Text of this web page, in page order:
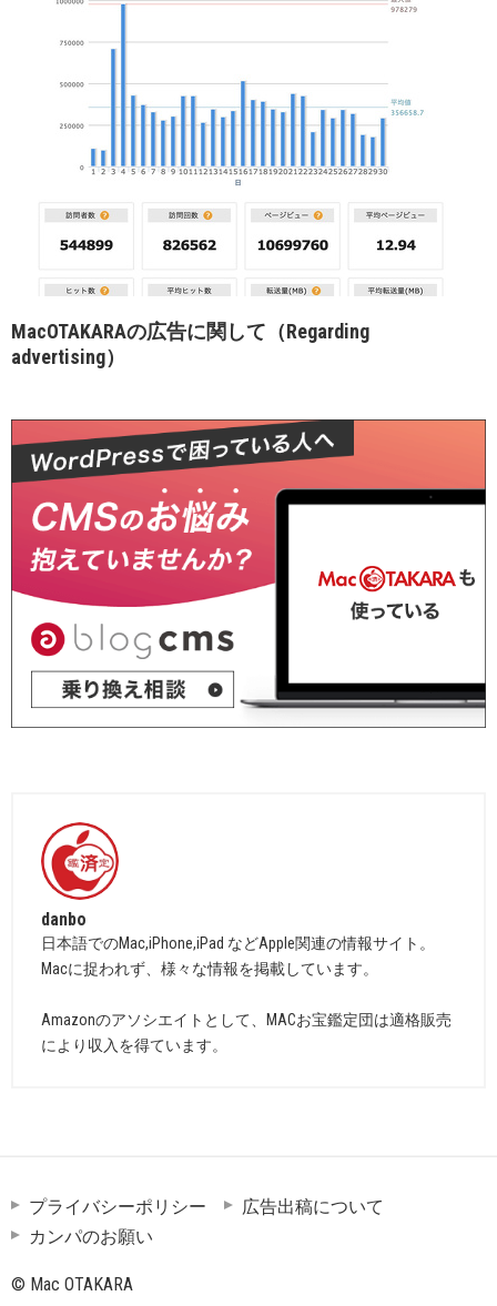
MacOTAKARAの広告に関して（Regarding
advertising）
danbo
日本語でのMac,iPhone,iPad などApple関連の情報サイト。
Macに捉われず、様々な情報を掲載しています。
Amazonのアソシエイトとして、MACお宝鑑定団は適格販売
により収入を得ています。
プライバシーポリシー
広告出稿について
カンパのお願い
© Mac OTAKARA